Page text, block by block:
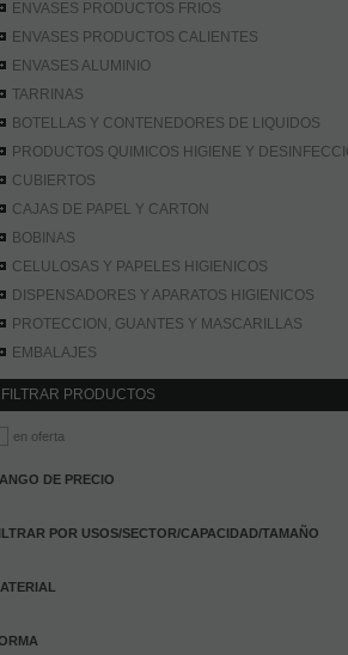
ENVASES PRODUCTOS FRIOS
ENVASES PRODUCTOS CALIENTES
ENVASES ALUMINIO
TARRINAS
BOTELLAS Y CONTENEDORES DE LIQUIDOS
PRODUCTOS QUIMICOS HIGIENE Y
CUBIERTOS
CAJAS DE PAPEL Y CARTON
BOBINAS
CELULOSAS Y PAPELES HIGIENICOS
DISPENSADORES Y APARATOS HIGIENICOS
PROTECCION, GUANTES Y MASCARILLAS
EMBALAJES
FILTRAR PRODUCTOS
en oferta
DE PRECIO
POR USOS/SECTOR/CAPACIDAD/TAMAÑO